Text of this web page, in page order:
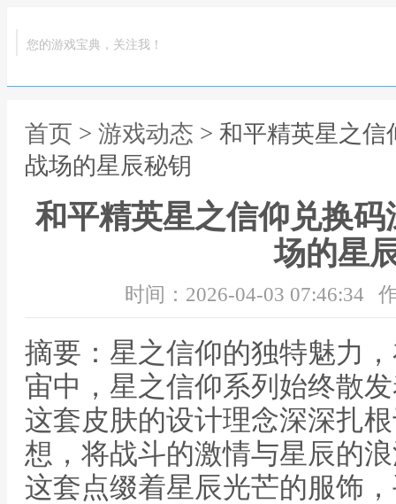
您的游戏宝典，关注我！
首页 > 游戏动态 > 和平精英星之
战场的星辰秘钥
和平精英星之信仰兑换
场的星
时间：2026-04-03 07:46:34
摘要：星之信仰的独特魅力
宙中，星之信仰系列始终散
这套皮肤的设计理念深深扎
想，将战斗的激情与星辰的
这套点缀着星辰光芒的服饰